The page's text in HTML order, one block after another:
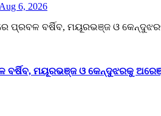
Aug 6, 2026
ମୟୂରଭଞ୍ଜ ଓ କେନ୍ଦୁଝରକୁ ଅରେଞ୍ଜ